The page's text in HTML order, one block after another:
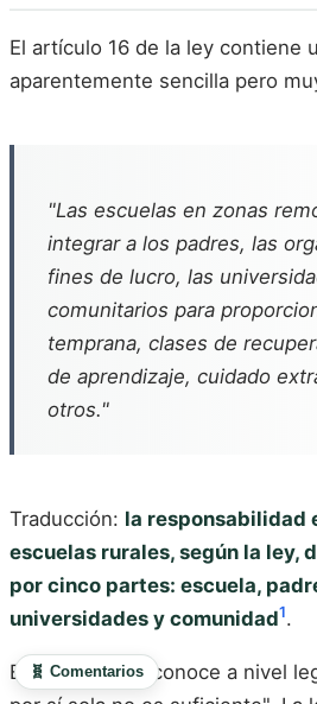
El artículo 16 de la ley contiene
aparentemente sencilla pero
"Las escuelas en zonas
integrar a los padres, las
fines de lucro, las
comunitarios para
temprana, clases de
de aprendizaje, cuidado
otros."
Traducción: la responsabilidad
escuelas rurales, según la ley,
por cinco partes: escuela,
universidades y comunidad1.
Este artículo reconoce a nivel
🧬 Comentarios